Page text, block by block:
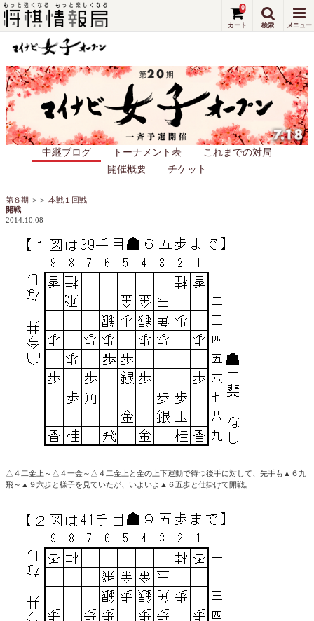
中継ブログ トーナメント表
これまでの対局
開催概要
チケット
0
第８期 ＞＞ 本戦１回戦
開戦
2014.10.08
△４二金上～△４一金～△４二金上と金の上下運動で待つ後手に対して、先手も▲６九
飛～▲９六歩と様子を見ていたが、いよいよ▲６五歩と仕掛けて開戦。